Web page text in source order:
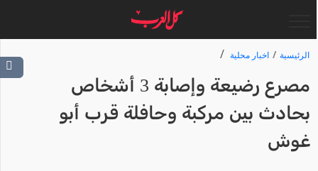
الرئيسية اخبار محلية
مصرع رضيعة وإصابة 3 أشخاص
بحادث بين مركبة وحافلة قرب أبو
غوش